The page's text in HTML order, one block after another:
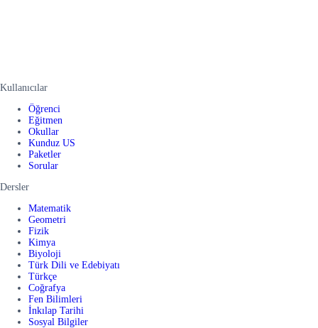
Kullanıcılar
Öğrenci
Eğitmen
Okullar
Kunduz US
Paketler
Sorular
Dersler
Matematik
Geometri
Fizik
Kimya
Biyoloji
Türk Dili ve Edebiyatı
Türkçe
Coğrafya
Fen Bilimleri
İnkılap Tarihi
Sosyal Bilgiler